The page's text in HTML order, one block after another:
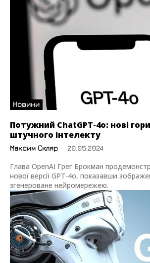
Новини
Потужний ChatGPT-4o: нові
штучного інтелекту
Максим Скляр - 20.05.2024
Глава OpenAI Грег Брокман
нової версії GPT-4o, показавши
згенероване нейромережею.